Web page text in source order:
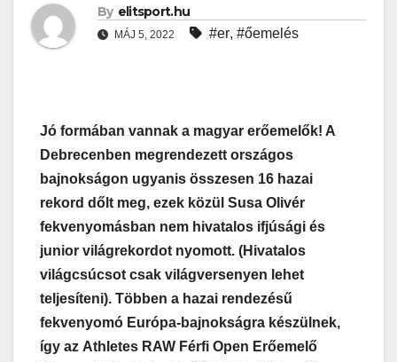
By elitsport.hu
MÁJ 5, 2022 #er, #őemelés
Jó formában vannak a magyar erőemelők! A
Debrecenben megrendezett országos
bajnokságon ugyanis összesen 16 hazai
rekord dőlt meg, ezek közül Susa Olivér
fekvenyomásban nem hivatalos ifjúsági és
junior világrekordot nyomott. (Hivatalos
világcsúcsot csak világversenyen lehet
teljesíteni). Többen a hazai rendezésű
fekvenyomó Európa-bajnokságra készülnek,
így az Athletes RAW Férfi Open Erőemelő